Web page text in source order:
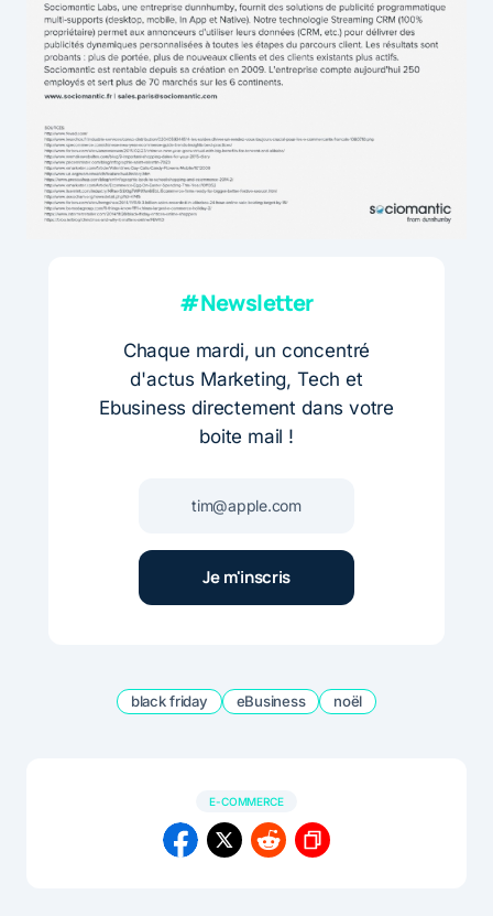
#Newsletter
Chaque mardi, un concentré
d'actus Marketing, Tech et
Ebusiness directement dans votre
boite mail !
black friday eBusiness noël
E-COMMERCE